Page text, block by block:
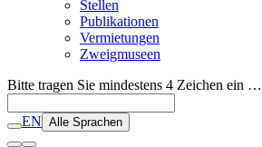
Stellen
Publikationen
Vermietungen
Zweigmuseen
Bitte tragen Sie mindestens 4 Zeichen ein …
EN Alle Sprachen